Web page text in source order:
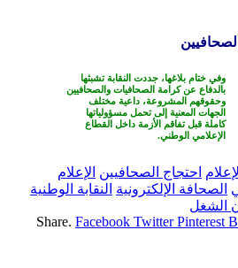
وفي ختام بلاغها، جددت النقابة تشبثها
بالدفاع عن كرامة الصحافيات والصحافيين
وحقوقهم المشروعة، داعية مختلف
الجهات المعنية إلى تحمل مسؤولياتها
كاملة قبل تفاقم الأزمة داخل القطاع
الإعلامي الوطني.
احتجاج الصحافيين الإعلام
الصحافة الإلكترونية النقابة الوطنية
الشغل
Share. Facebook Twitter Pinterest